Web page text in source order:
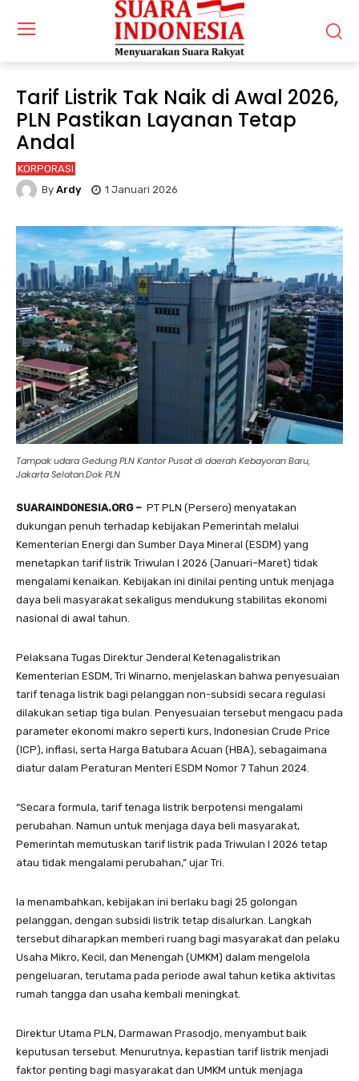
Tarif Listrik Tak Naik di Awal 2026,
PLN Pastikan Layanan Tetap
Andal
KORPORASI
By Ardy 1 Januari 2026
Tampak udara Gedung PLN Kantor Pusat di daerah Kebayoran Baru,
Jakarta Selatan.Dok PLN
SUARAINDONESIA.ORG – PT PLN (Persero) menyatakan
dukungan penuh terhadap kebijakan Pemerintah melalui
Kementerian Energi dan Sumber Daya Mineral (ESDM) yang
menetapkan tarif listrik Triwulan I 2026 (Januari–Maret) tidak
mengalami kenaikan. Kebijakan ini dinilai penting untuk menjaga
daya beli masyarakat sekaligus mendukung stabilitas ekonomi
nasional di awal tahun.
Pelaksana Tugas Direktur Jenderal Ketenagalistrikan
Kementerian ESDM, Tri Winarno, menjelaskan bahwa penyesuaian
tarif tenaga listrik bagi pelanggan non-subsidi secara regulasi
dilakukan setiap tiga bulan. Penyesuaian tersebut mengacu pada
parameter ekonomi makro seperti kurs, Indonesian Crude Price
(ICP), inflasi, serta Harga Batubara Acuan (HBA), sebagaimana
diatur dalam Peraturan Menteri ESDM Nomor 7 Tahun 2024.
“Secara formula, tarif tenaga listrik berpotensi mengalami
perubahan. Namun untuk menjaga daya beli masyarakat,
Pemerintah memutuskan tarif listrik pada Triwulan I 2026 tetap
atau tidak mengalami perubahan,” ujar Tri.
Ia menambahkan, kebijakan ini berlaku bagi 25 golongan
pelanggan, dengan subsidi listrik tetap disalurkan. Langkah
tersebut diharapkan memberi ruang bagi masyarakat dan pelaku
Usaha Mikro, Kecil, dan Menengah (UMKM) dalam mengelola
pengeluaran, terutama pada periode awal tahun ketika aktivitas
rumah tangga dan usaha kembali meningkat.
Direktur Utama PLN, Darmawan Prasodjo, menyambut baik
keputusan tersebut. Menurutnya, kepastian tarif listrik menjadi
faktor penting bagi masyarakat dan UMKM untuk menjaga